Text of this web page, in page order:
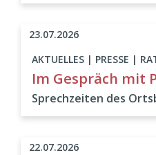
AKTUELLES | PRESSE |
Im Gespräch mit
Sprechzeiten des
23.07.2026
22.07.2026